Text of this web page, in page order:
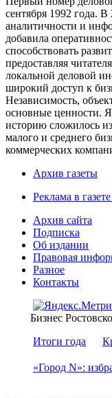
сентября 1992 года.
аналитичности и
добавила
способствовать
предоставляя
локальной деловой
широкий доступ к
Независимость,
основные ценности.
историю сложилось
малого и среднего
коммерческих
Архив газеты
Реклама в
Архив сайта
Подписка
Об издании
Правовая
Разное
Контакты
Бизнес
Итоги года
«Город N»: